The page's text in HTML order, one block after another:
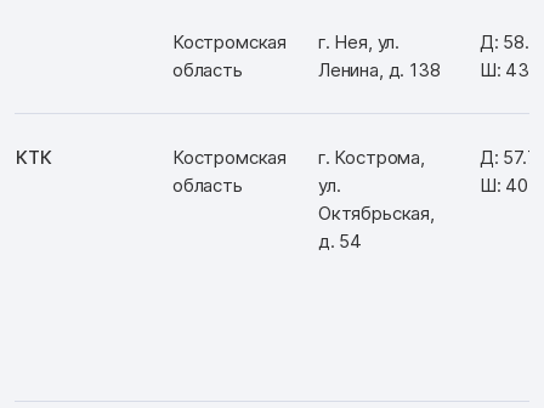
Костромская
область
г. Нея, ул.
Ленина, д. 138
Д:
Ш:
КТК
Костромская
область
г. Кострома,
ул.
Октябрьская,
д. 54
Д:
Ш: